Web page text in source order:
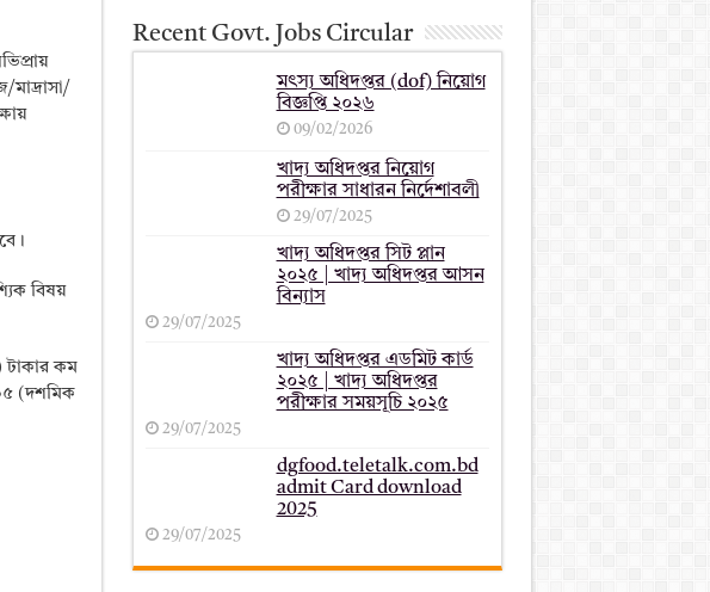
মাদ্রাসা/
বিষয়
টাকার কম
(দশমিক
Recent Govt. Jobs Circular
মৎস্য অধিদপ্তর (dof) নিয়োগ
বিজ্ঞপ্তি ২০২৬
09/02/2026
খাদ্য অধিদপ্তর নিয়োগ
পরীক্ষার সাধারন নির্দেশাবলী
29/07/2025
খাদ্য অধিদপ্তর সিট প্লান
২০২৫ | খাদ্য অধিদপ্তর আসন
বিন্যাস
29/07/2025
খাদ্য অধিদপ্তর এডমিট কার্ড
২০২৫ | খাদ্য অধিদপ্তর
পরীক্ষার সময়সূচি ২০২৫
29/07/2025
dgfood.teletalk.com.bd
admit Card download
2025
29/07/2025